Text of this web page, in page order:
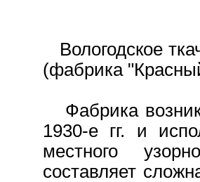
Вологодское
(фабрика
Фабрика
1930-е гг. и
местного
составляет